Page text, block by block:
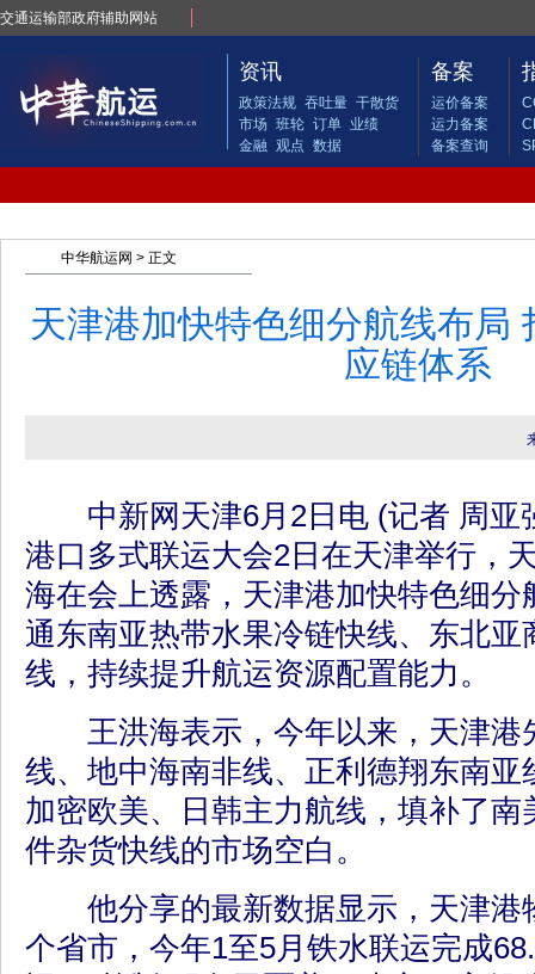
交通运输部政府辅助网站
资讯
政策法规 吞吐量 干散货
市场 班轮 订单 业绩
金融 观点 数据
备案
运价备案
运力备案
备案查询
中华航运网 > 正文
天津港加快特色细分航线布局
应链体系
中新网天津6月2日电 (记者 周亚
港口多式联运大会2日在天津举行，
海在会上透露，天津港加快特色细分
通东南亚热带水果冷链快线、东北亚
线，持续提升航运资源配置能力。
王洪海表示，今年以来，天津港
线、地中海南非线、正利德翔东南亚
加密欧美、日韩主力航线，填补了
件杂货快线的市场空白。
他分享的最新数据显示，天津港
个省市，今年1至5月铁水联运完成